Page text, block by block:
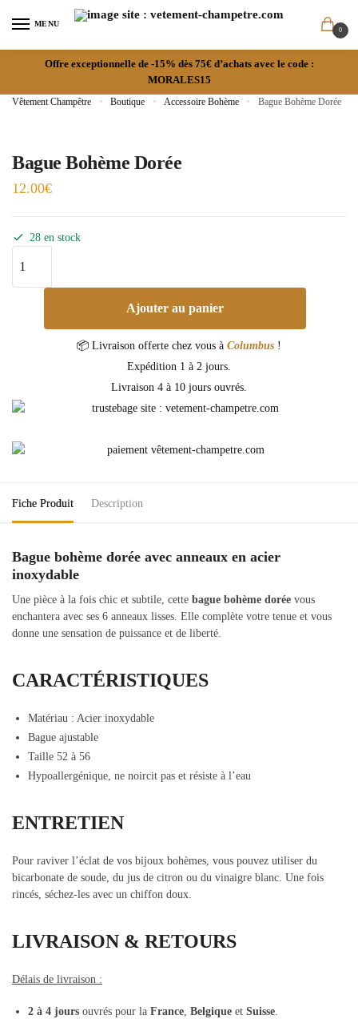
MENU
0
Offre exceptionnelle de -15% dès 75€ d’achats avec le code :
MORALES15
Vêtement Champêtre » Boutique » Accessoire Bohème » Bague Bohème Dorée
Bague Bohème Dorée
12.00€
28 en stock
Ajouter au panier
📦 Livraison offerte chez vous à Columbus !
Expédition 1 à 2 jours.
Livraison 4 à 10 jours ouvrés.
Fiche Produit Description
Bague bohème dorée avec anneaux en acier
inoxydable
Une pièce à la fois chic et subtile, cette bague bohème dorée vous
enchantera avec ses 6 anneaux lisses. Elle complète votre tenue et vous
donne une sensation de puissance et de liberté.
CARACTÉRISTIQUES
Matériau : Acier inoxydable
Bague ajustable
Taille 52 à 56
Hypoallergénique, ne noircit pas et résiste à l’eau
ENTRETIEN
Pour raviver l’éclat de vos bijoux bohèmes, vous pouvez utiliser du
bicarbonate de soude, du jus de citron ou du vinaigre blanc. Une fois
rincés, séchez-les avec un chiffon doux.
LIVRAISON & RETOURS
Délais de livraison :
2 à 4 jours ouvrés pour la France, Belgique et Suisse.